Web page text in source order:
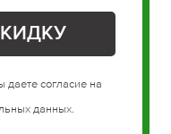
согласие на
данных.